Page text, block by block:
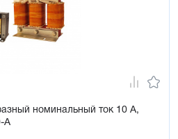
номинальный ток 10 А,
А